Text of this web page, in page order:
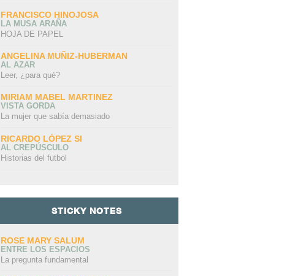
FRANCISCO HINOJOSA
LA MUSA ARAÑA
HOJA DE PAPEL
ANGELINA MUÑIZ-HUBERMAN
AL AZAR
Leer, ¿para qué?
MIRIAM MABEL MARTINEZ
VISTA GORDA
La mujer que sabía demasiado
RICARDO LÓPEZ SI
AL CREPÚSCULO
Historias del futbol
STICKY NOTES
ROSE MARY SALUM
ENTRE LOS ESPACIOS
La pregunta fundamental